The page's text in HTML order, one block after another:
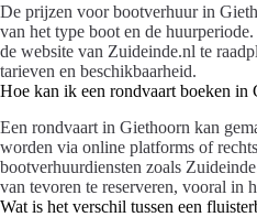
De prijzen voor bootverhuur in
van het type boot en de
de website van Zuideinde.nl te
tarieven en beschikbaarheid.
Hoe kan ik een rondvaart boeken in
Een rondvaart in Giethoorn kan
worden via online platforms of
bootverhuurdiensten zoals
van tevoren te reserveren, vooral in
Wat is het verschil tussen een